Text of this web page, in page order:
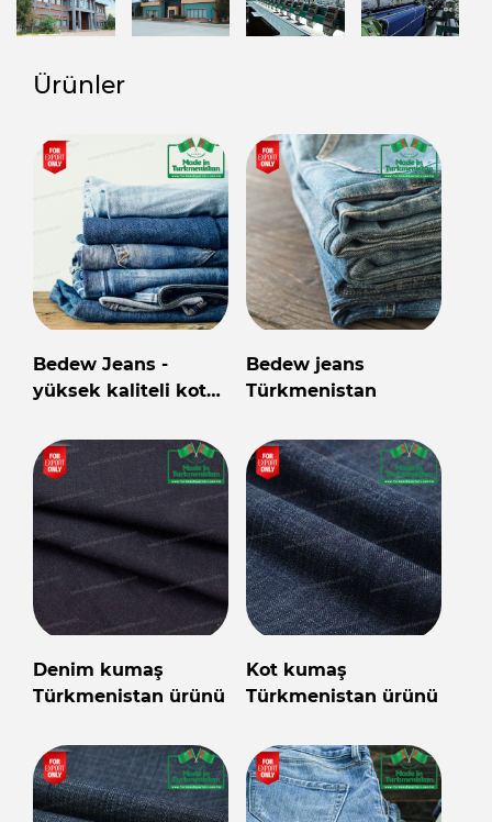
Ürünler
Bedew Jeans -
yüksek kaliteli kot
Bedew jeans
Türkmenistan
Denim kumaş
Türkmenistan ürünü
Kot kumaş
Türkmenistan ürünü